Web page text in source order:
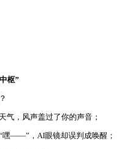
枢”
气，风声盖过了你的声音；
嘿——”，AI眼镜却误判成唤醒；